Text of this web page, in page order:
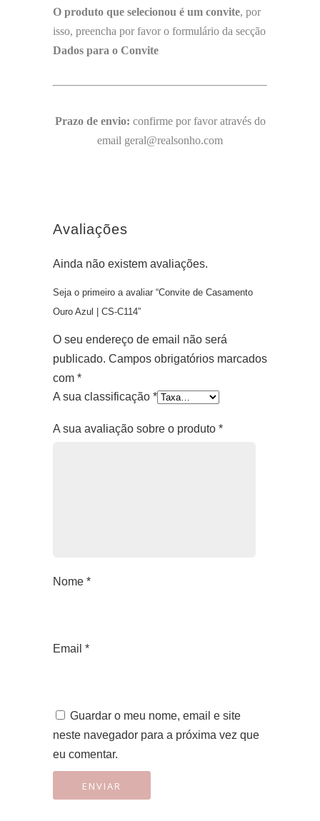
O produto que selecionou é um convite, por
isso, preencha por favor o formulário da secção
Dados para o Convite
Prazo de envio: confirme por favor através do
email geral@realsonho.com
Avaliações
Ainda não existem avaliações.
Seja o primeiro a avaliar “Convite de Casamento
Ouro Azul | CS-C114”
O seu endereço de email não será
publicado. Campos obrigatórios marcados
com *
A sua classificação *
A sua avaliação sobre o produto *
Nome *
Email *
Guardar o meu nome, email e site
neste navegador para a próxima vez que
eu comentar.